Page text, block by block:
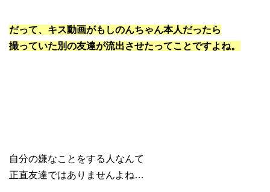
だって、キス動画がもしのんちゃん本人だったら
撮っていた別の友達が流出させたってことですよね。
自分の嫌なことをする人なんて
正直友達ではありませんよね…